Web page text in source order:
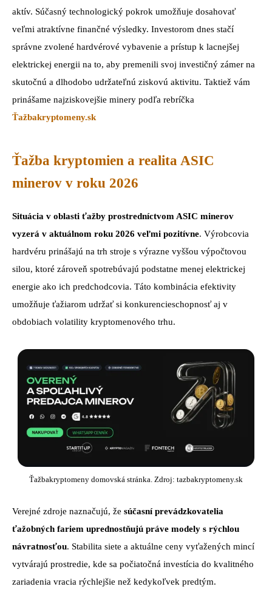
aktív. Súčasný technologický pokrok umožňuje dosahovať
veľmi atraktívne finančné výsledky. Investorom dnes stačí
správne zvolené hardvérové vybavenie a prístup k lacnejšej
elektrickej energii na to, aby premenili svoj investičný zámer na
skutočnú a dlhodobo udržateľnú ziskovú aktivitu. Taktiež vám
prinášame najziskovejšie minery podľa rebríčka
Ťažbakryptomeny.sk
Ťažba kryptomien a realita ASIC
minerov v roku 2026
Situácia v oblasti ťažby prostredníctvom ASIC minerov
vyzerá v aktuálnom roku 2026 veľmi pozitívne. Výrobcovia
hardvéru prinášajú na trh stroje s výrazne vyššou výpočtovou
silou, ktoré zároveň spotrebúvajú podstatne menej elektrickej
energie ako ich predchodcovia. Táto kombinácia efektivity
umožňuje ťažiarom udržať si konkurencieschopnosť aj v
obdobiach volatility kryptomenového trhu.
Ťažbakryptomeny domovská stránka. Zdroj: tazbakryptomeny.sk
Verejné zdroje naznačujú, že súčasní prevádzkovatelia
ťažobných fariem uprednostňujú práve modely s rýchlou
návratnosťou. Stabilita siete a aktuálne ceny vyťažených mincí
vytvárajú prostredie, kde sa počiatočná investícia do kvalitného
zariadenia vracia rýchlejšie než kedykoľvek predtým.